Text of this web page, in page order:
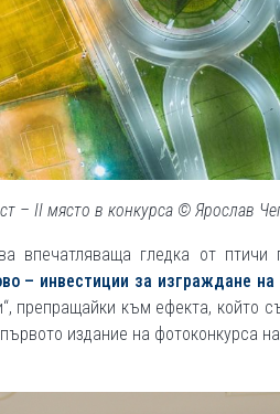
– II място в конкурса © Ярослав
впечатляваща гледка от птичи
– инвестиции за изграждане
препращайки към ефекта, който
издание на фотоконкурса